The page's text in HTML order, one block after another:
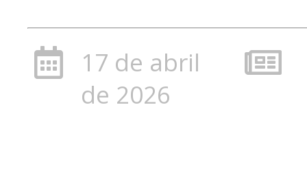
17 de abril
de 2026